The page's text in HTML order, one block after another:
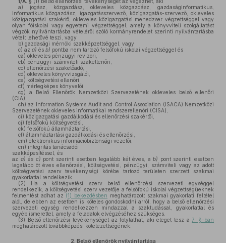
a) jogász, közgazdász, okleveles közgazdász, gazdaságinformatikus,
informatikus közgazdász, igazgatásszervező, közigazgatás-szervező, okleveles
közigazgatási szakértő, okleveles közigazgatási menedzser végzettséggel vagy
olyan főiskolai vagy egyetemi végzettséggel, amely a könyvviteli szolgáltatást
végzők nyilvántartásba vételéről szóló kormányrendelet szerinti nyilvántartásba
vételt lehetővé teszi, vagy
b) gazdasági mérnöki szakképzettséggel, vagy
c) az a) és b) pontba nem tartozó felsőfokú iskolai végzettséggel és
ca) okleveles pénzügyi revizori,
cb) pénzügyi-számviteli szakellenőri,
cc) ellenőrzési szakelőadó,
cd) okleveles könyvvizsgálói,
ce) költségvetési ellenőri,
cf) mérlegképes könyvelői,
cg) a Belső Ellenőrök Nemzetközi Szervezetének okleveles belső ellenőri
(CIA),
ch) az Information Systems Audit and Control Association (ISACA) Nemzetközi
Szervezetének okleveles informatikai rendszerellenőri (CISA),
ci) közigazgatási gazdálkodási és ellenőrzési szakértői,
cj) felsőfokú költségvetési,
ck) felsőfokú államháztartási,
cl) államháztartási gazdálkodási és ellenőrzési,
cm) elektronikus információbiztonsági vezetői,
cn) integritás tanácsadói
szakképesítéssel, és
az a) és c) pont szerinti esetben legalább két éves, ab) pont szerinti esetben
legalább öt éves ellenőrzési, költségvetési, pénzügyi, számviteli vagy az adott
költségvetési szerv tevékenységi körébe tartozó területen szerzett szakmai
gyakorlattal rendelkezik.
(2) Ha a költségvetési szerv belső ellenőrzési szervezeti egységgel
rendelkezik, a költségvetési szerv vezetője a felsőfokú iskolai végzettségűeknek
felmentést adhat az (1) bekezdésben meghatározott szakmai gyakorlati feltétel
alól, de ebben az esetben is köteles gondoskodni arról, hogy a belső ellenőrzési
szervezeti egység rendelkezzen mindazzal a szaktudással, gyakorlattal és
egyéb ismerettel, amely a feladatok elvégzéséhez szükséges.
(3) Belső ellenőrzési tevékenységet az folytathat, aki eleget tesz a7. §-ban
meghatározott továbbképzési kötelezettségének.
2. Belső ellenőrök nyilvántartása